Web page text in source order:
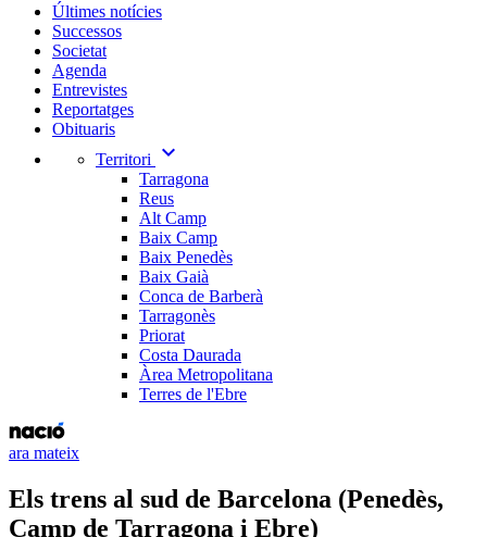
Últimes notícies
Successos
Societat
Agenda
Entrevistes
Reportatges
Obituaris
Territori
expand_more
Tarragona
Reus
Alt Camp
Baix Camp
Baix Penedès
Baix Gaià
Conca de Barberà
Tarragonès
Priorat
Costa Daurada
Àrea Metropolitana
Terres de l'Ebre
ara mateix
Els trens al sud de Barcelona (Penedès,
Camp de Tarragona i Ebre)